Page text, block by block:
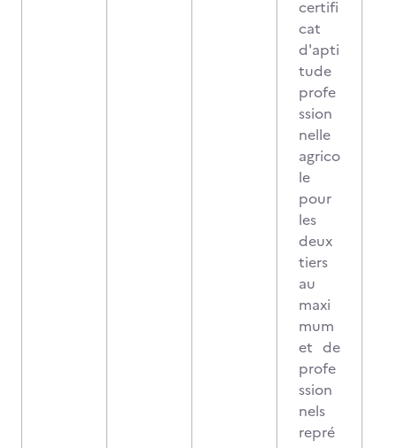
certifi
cat
d'apti
tude
profe
ssion
nelle
agrico
le
pour
les
deux
tiers
au
maxi
mum
et de
profe
ssion
nels
repré